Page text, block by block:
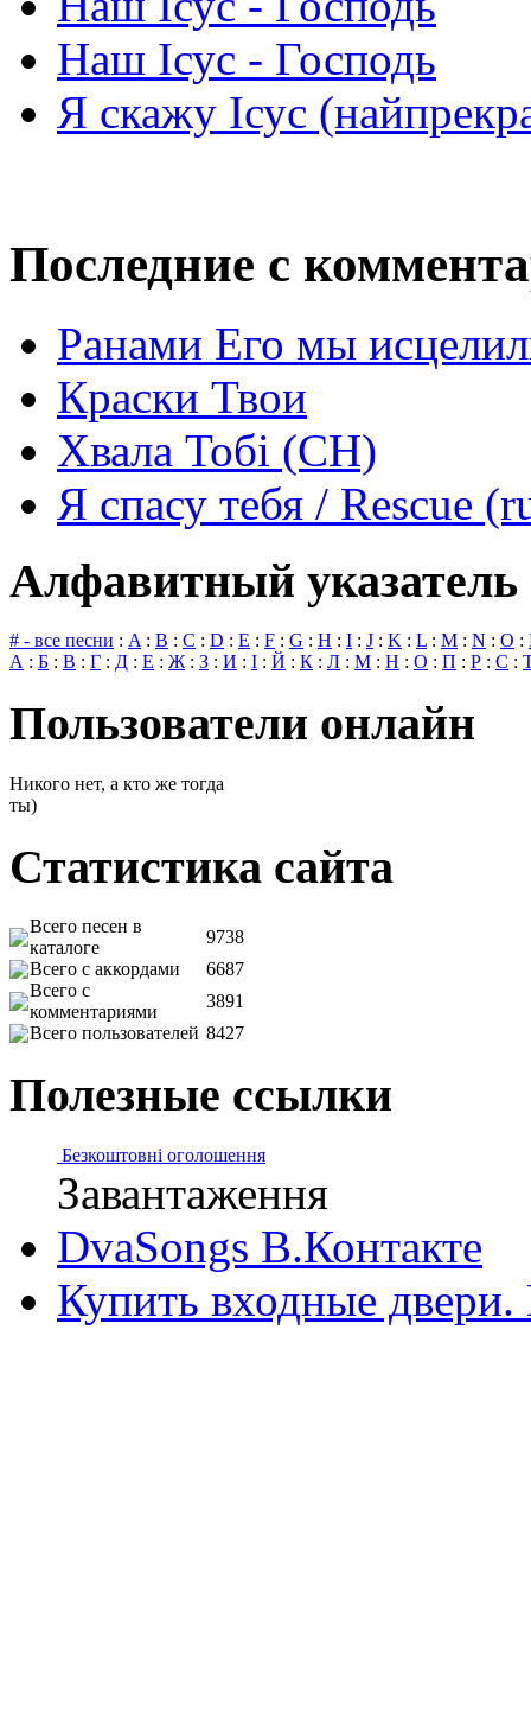
Наш Ісус - Господь
Я скажу Ісус
Последние с
Ранами Его мы
Краски Твои
Хвала Тобі (СН)
Я спасу тебя / Rescue
Алфавитный указатель
# - все песни : A : B : C : D : E : F : G : H : I : J : K : L : M : N : O :
А : Б : В : Г : Д : Е : Ж : З : И : І : Й : К : Л : М : Н : О : П : Р : С :
Пользователи онлайн
Никого нет, а кто же тогда
ты)
Статистика сайта
Всего песен в
каталоге
9738
Всего с аккордами
6687
Всего с
комментариями
3891
Всего пользователей 8427
Полезные ссылки
Безкоштовні оголошення
Завантаження
DvaSongs В.Контакте
Купить входные двери.